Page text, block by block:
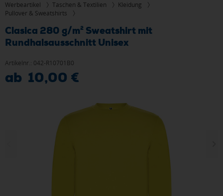
Werbeartikel Taschen & Textilien
Kleidung
Pullover & Sweatshirts
Clasica 280 g/m² Sweatshirt mit
Rundhalsausschnitt Unisex
Artikelnr.: 042-R10701B0
ab 10,00 €